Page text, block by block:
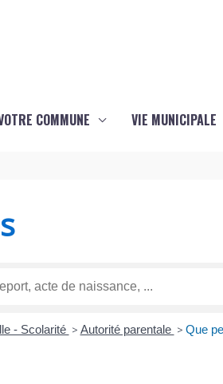
COMMUNE VIE MUNICIPALE
- Scolarité > Autorité parentale > Que